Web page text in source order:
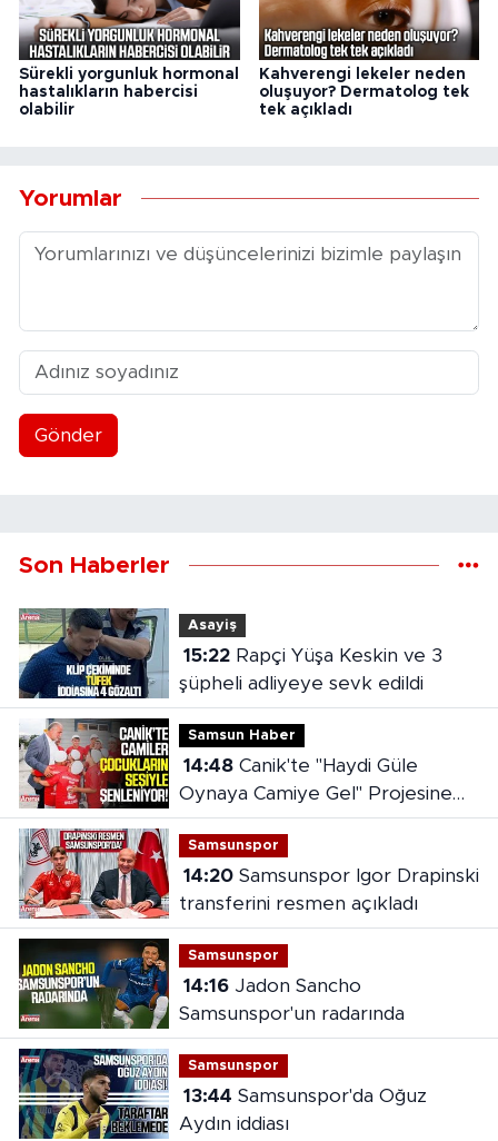
Sürekli yorgunluk hormonal
hastalıkların habercisi
olabilir
Kahverengi lekeler neden
oluşuyor? Dermatolog tek
tek açıkladı
Yorumlar
Gönder
Son Haberler
Asayiş
15:22Rapçi Yüşa Keskin ve 3
şüpheli adliyeye sevk edildi
Samsun Haber
14:48Canik'te "Haydi Güle
Oynaya Camiye Gel" Projesine
yoğun ilgi
Samsunspor
14:20Samsunspor Igor Drapinski
transferini resmen açıkladı
Samsunspor
14:16Jadon Sancho
Samsunspor'un radarında
Samsunspor
13:44
Aydın iddiası